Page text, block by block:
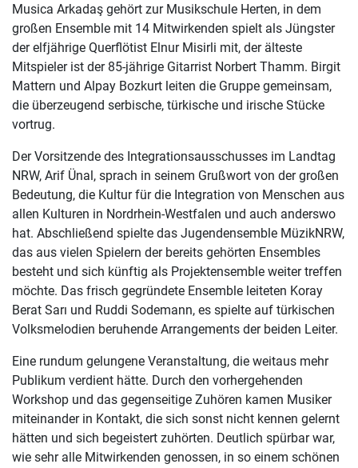
Musica Arkadaş gehört zur Musikschule Herten, in dem
großen Ensemble mit 14 Mitwirkenden spielt als Jüngster
der elfjährige Querflötist Elnur Misirli mit, der älteste
Mitspieler ist der 85-jährige Gitarrist Norbert Thamm. Birgit
Mattern und Alpay Bozkurt leiten die Gruppe gemeinsam,
die überzeugend serbische, türkische und irische Stücke
vortrug.
Der Vorsitzende des Integrationsausschusses im Landtag
NRW, Arif Ünal, sprach in seinem Grußwort von der großen
Bedeutung, die Kultur für die Integration von Menschen aus
allen Kulturen in Nordrhein-Westfalen und auch anderswo
hat. Abschließend spielte das Jugendensemble MüzikNRW,
das aus vielen Spielern der bereits gehörten Ensembles
besteht und sich künftig als Projektensemble weiter treffen
möchte. Das frisch gegründete Ensemble leiteten Koray
Berat Sarı und Ruddi Sodemann, es spielte auf türkischen
Volksmelodien beruhende Arrangements der beiden Leiter.
Eine rundum gelungene Veranstaltung, die weitaus mehr
Publikum verdient hätte. Durch den vorhergehenden
Workshop und das gegenseitige Zuhören kamen Musiker
miteinander in Kontakt, die sich sonst nicht kennen gelernt
hätten und sich begeistert zuhörten. Deutlich spürbar war,
wie sehr alle Mitwirkenden genossen, in so einem schönen